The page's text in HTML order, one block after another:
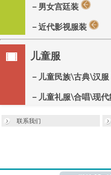
－男女宫廷装
－近代影视服装
儿童服
－儿童民族\古典\汉服
－儿童礼服\合唱\现代
联系我们